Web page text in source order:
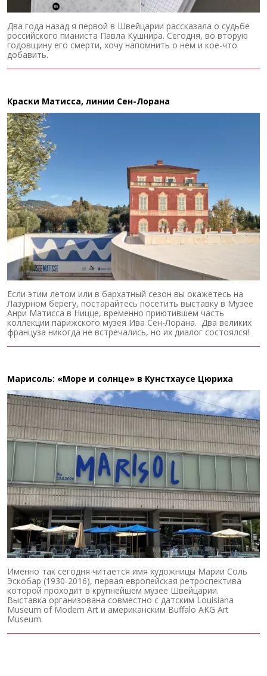
Два года назад я первой в Швейцарии рассказала о судьбе
российского пианиста Павла Кушнира. Сегодня, во вторую
годовщину его смерти, хочу напомнить о нем и кое-что
добавить.
Краски Матисса, линии Сен-Лорана
Если этим летом или в бархатный сезон вы окажетесь на
Лазурном берегу, постарайтесь посетить выставку в Музее
Анри Матисса в Ницце, временно приютившем часть
коллекции парижского музея Ива Сен-Лорана. Два великих
француза никогда не встречались, но их диалог состоялся!
Марисоль: «Море и солнце» в Кунстхаусе Цюриха
Именно так сегодня читается имя художницы Марии Соль
Эскобар (1930-2016), первая европейская ретроспектива
которой проходит в крупнейшем музее Швейцарии.
Выставка организована совместно с датским Louisiana
Museum of Modern Art и американским Buffalo AKG Art
Museum.